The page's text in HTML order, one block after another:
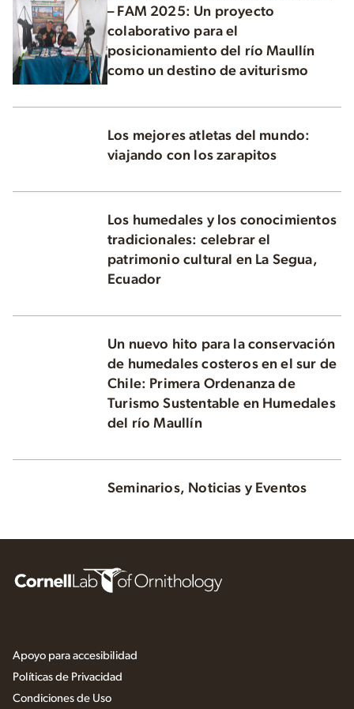
– FAM 2025: Un proyecto
colaborativo para el
posicionamiento del río Maullín
como un destino de aviturismo
Los mejores atletas del mundo:
viajando con los zarapitos
Los humedales y los conocimientos
tradicionales: celebrar el
patrimonio cultural en La Segua,
Ecuador
Un nuevo hito para la conservación
de humedales costeros en el sur de
Chile: Primera Ordenanza de
Turismo Sustentable en Humedales
del río Maullín
Seminarios, Noticias y Eventos
Apoyo para accesibilidad
Políticas de Privacidad
Condiciones de Uso